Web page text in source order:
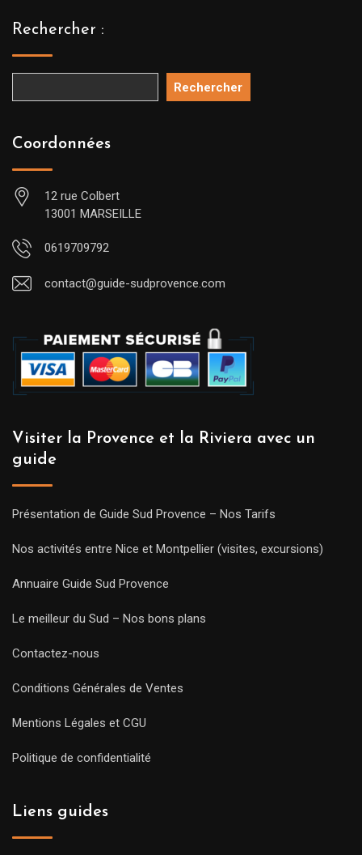
Rechercher :
Rechercher
Coordonnées
12 rue Colbert
13001 MARSEILLE
0619709792
contact@guide-sudprovence.com
Visiter la Provence et la Riviera avec un
guide
Présentation de Guide Sud Provence – Nos Tarifs
Nos activités entre Nice et Montpellier (visites, excursions)
Annuaire Guide Sud Provence
Le meilleur du Sud – Nos bons plans
Contactez-nous
Conditions Générales de Ventes
Mentions Légales et CGU
Politique de confidentialité
Liens guides